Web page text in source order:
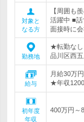
対象と
なる方
【周囲も
活躍中 ■
面接時に
勤務地
★転勤なし
品川区西
給与
月給30万
★年収
初年度
年収
400万円～